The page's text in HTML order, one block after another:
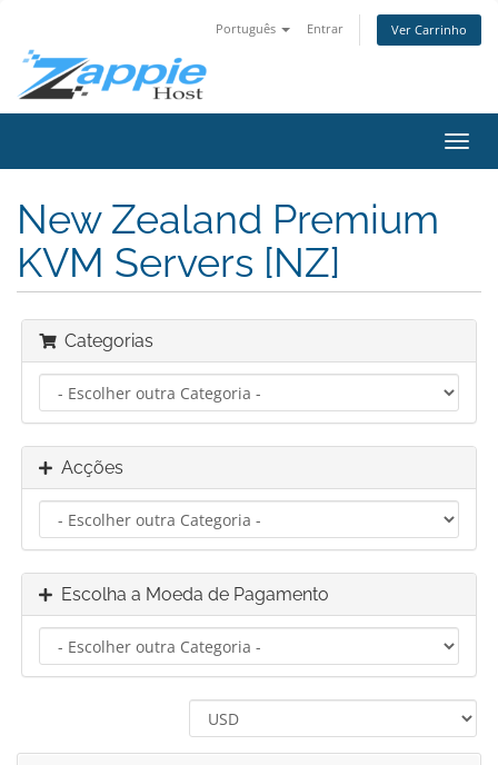
Português Entrar Ver Carrinho
New Zealand Premium
KVM Servers [NZ]
Categorias
Acções
Escolha a Moeda de Pagamento